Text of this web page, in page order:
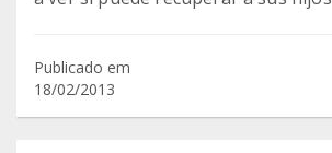
Publicado em
18/02/2013